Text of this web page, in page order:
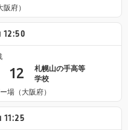
府）
12:50
12
札幌山の手高等
学校
場（大阪府）
11:25